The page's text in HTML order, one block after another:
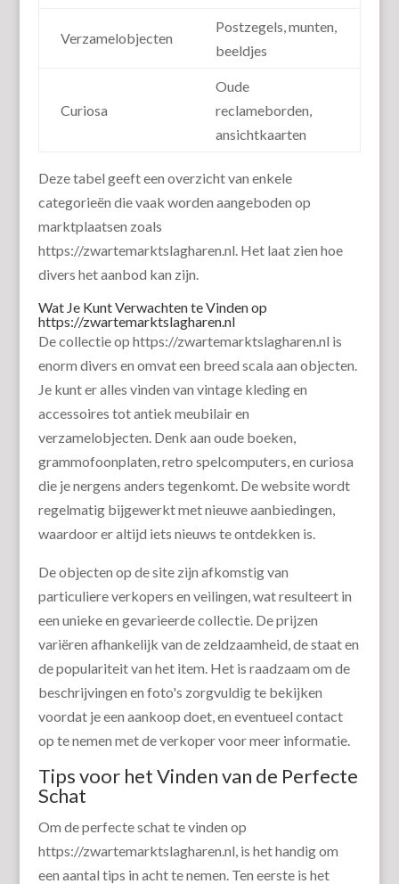
Verzamelobjecten
Postzegels, munten,
beeldjes
Curiosa
Oude
reclameborden,
ansichtkaarten
Deze tabel geeft een overzicht van enkele
categorieën die vaak worden aangeboden op
marktplaatsen zoals
https://zwartemarktslagharen.nl. Het laat zien hoe
divers het aanbod kan zijn.
Wat Je Kunt Verwachten te Vinden op
https://zwartemarktslagharen.nl
De collectie op https://zwartemarktslagharen.nl is
enorm divers en omvat een breed scala aan objecten.
Je kunt er alles vinden van vintage kleding en
accessoires tot antiek meubilair en
verzamelobjecten. Denk aan oude boeken,
grammofoonplaten, retro spelcomputers, en curiosa
die je nergens anders tegenkomt. De website wordt
regelmatig bijgewerkt met nieuwe aanbiedingen,
waardoor er altijd iets nieuws te ontdekken is.
De objecten op de site zijn afkomstig van
particuliere verkopers en veilingen, wat resulteert in
een unieke en gevarieerde collectie. De prijzen
variëren afhankelijk van de zeldzaamheid, de staat en
de populariteit van het item. Het is raadzaam om de
beschrijvingen en foto's zorgvuldig te bekijken
voordat je een aankoop doet, en eventueel contact
op te nemen met de verkoper voor meer informatie.
Tips voor het Vinden van de Perfecte
Schat
Om de perfecte schat te vinden op
https://zwartemarktslagharen.nl, is het handig om
een aantal tips in acht te nemen. Ten eerste is het